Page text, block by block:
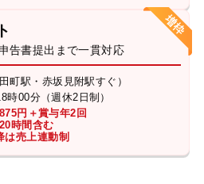
告書提出まで一貫対応
町駅・赤坂見附駅すぐ）
時00分（週休2日制）
円＋賞与年2回
時間含む
売上連動制